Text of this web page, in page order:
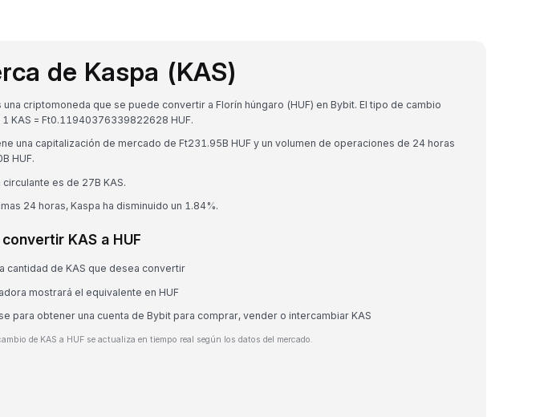
de Kaspa (KAS)
una criptomoneda que se puede convertir a Florín húngaro (HUF) en Bybit. El tipo de cambio
1 KAS = Ft0.11940376339822628 HUF.
una capitalización de mercado de Ft231.95B HUF y un volumen de operaciones de 24 horas
HUF.
es de 27B KAS.
24 horas, Kaspa ha disminuido un 1.84%.
KAS a HUF
cantidad de KAS que desea convertir
mostrará el equivalente en HUF
para obtener una cuenta de Bybit para comprar, vender o intercambiar KAS
de KAS a HUF se actualiza en tiempo real según los datos del mercado.